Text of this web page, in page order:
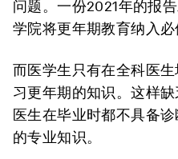
问题。一份2021年的报
学院将更年期教育纳入必
而医学生只有在全科医
习更年期的知识。这样
医生在毕业时都不具备
的专业知识。